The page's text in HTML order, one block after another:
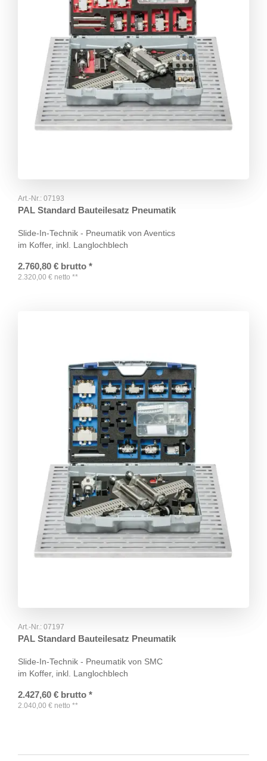
Art.-Nr.: 07193
PAL Standard Bauteilesatz Pneumatik
Slide-In-Technik - Pneumatik von Aventics
im Koffer, inkl. Langlochblech
2.760,80 € brutto *
2.320,00 € netto **
Art.-Nr.: 07197
PAL Standard Bauteilesatz Pneumatik
Slide-In-Technik - Pneumatik von SMC
im Koffer, inkl. Langlochblech
2.427,60 € brutto *
2.040,00 € netto **